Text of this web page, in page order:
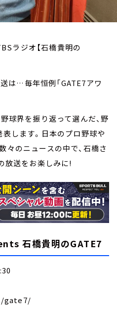
ラジオ【石橋貴明の
は…毎年恒例「GATE7アワ
球界を振り返って選んだ、野
します。日本のプロ野球や
々のニュースの中で、石橋さ
放送をお楽しみに!
石橋貴明のGATE7
gate7/